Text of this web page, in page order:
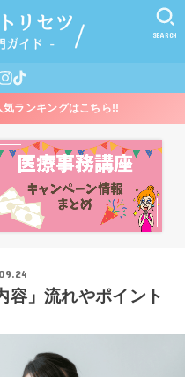
SEARCH
ランキングはこちら!!
容」流れやポイント